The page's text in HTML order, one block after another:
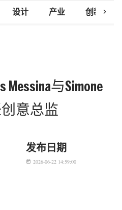
设计 产业 创新研究
chevron_right
Messina与Simone
创意总监
发布日期
today 2026-06-22 14:59:00